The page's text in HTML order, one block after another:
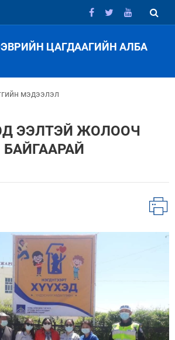
ЦАГДААГИЙН АЛБА
мэдээлэл
ЭЭЛТЭЙ ЖОЛООЧ
БАЙГААРАЙ